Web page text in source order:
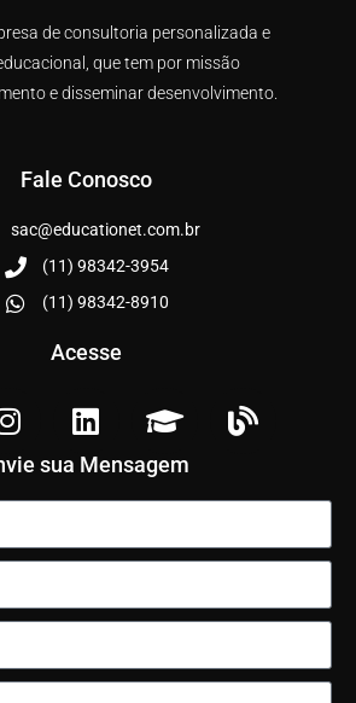
de consultoria personalizada e
que tem por missão
e disseminar desenvolvimento.
Fale Conosco
sac@educationet.com.br
(11) 98342-3954
(11) 98342-8910
Acesse
sua Mensagem